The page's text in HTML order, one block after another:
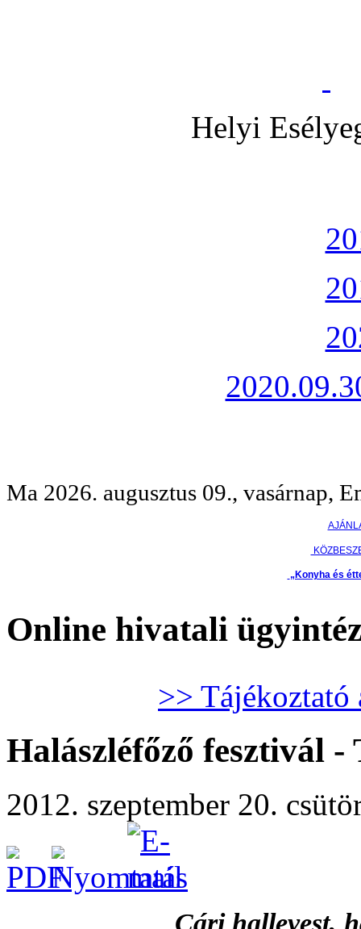
Helyi
Ma 2026. augusztus 09., vasárnap,
„Konyha és
Online hivatali
>> Tájékoztató
Halászléfőző fesztivál -
2012. szeptember 20.
Cári hallevest,